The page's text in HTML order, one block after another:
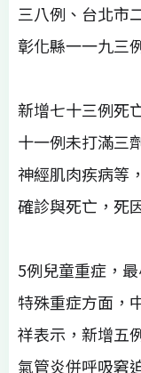
三八例、台北市
彰化縣一一九三
新增七十三例死
十一例未打滿三
神經肌肉疾病等
確診與死亡，死
5例兒童重症，
特殊重症方面，
祥表示，新增五
氣管炎併呼吸窘